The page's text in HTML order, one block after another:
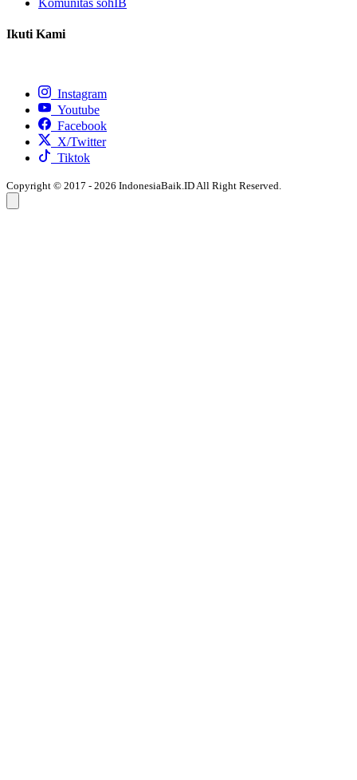
Ikuti Kami
Instagram
Youtube
Facebook
X/Twitter
Tiktok
Copyright © 2017 - 2026 IndonesiaBaik.ID All Right Reserved.